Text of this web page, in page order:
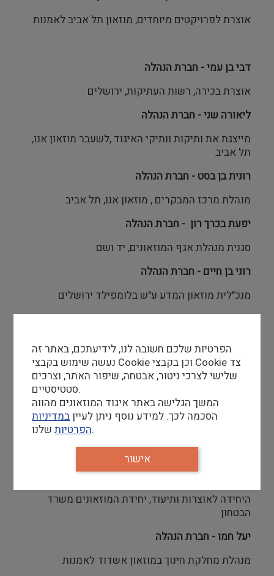
אוצרת לפרויקטים מיוחדים, מוזאון תל אביב לאמנות
דבי בן עמי - חברת הנהלה
אוצרת בכירה, רשות העתיקות, ירושלים
ליאורה שני - חברת הנהלה
מייצגת את ותיקות וותיקי האיגוד ,לשעבר מוזאון אנו,
תל אביב
רונית בן בסט - חברת הנהלה
מנהלת מרכז המבקרים , מוזאון אנו, תל אביב
יפעת בכרך רון - חברת הנהלה
סגנית מנהלת אגף המוזאונים, יד ושם
רוני בן חיים - חברת הנהלה
מנכ"לית מוזאון המדע ע"ש בלומפילד ירושלים
אורה פיקל צברי - חברת הנהלה
מנהלת מוזאון חצר הישוב הישוב הישן
רחל בונפיל - חברת הנהלה
יעל אשל - חברת הנהלה
, מוזאון ישראל,
אירנה בוט שצ'רב - חברת הנהלה
היחידה לאוצרות ותיעוד, יחידת המוזאונים משרד
הבטחון
יעל חמו - חברת הנהלה
מנהלת מחלקת חינוך במוזאון אשדוד לאמנות
הפרטיות שלכם חשובה לנו, לידיעתכם, באתר זה
נעשה שימוש בקבצי Cookie וכן בקבצי Cookie צד
שלישי לצרכי ניטור, אבטחה, שיפור האתר, וצרכים
סטטיסטיים.
המשך הגלישה באתר איגוד המוזאונים מהווה
הסכמה לכך. למידע נוסף ניתן לעייןבמדיניות
הפרטיותשלנו.
אישור